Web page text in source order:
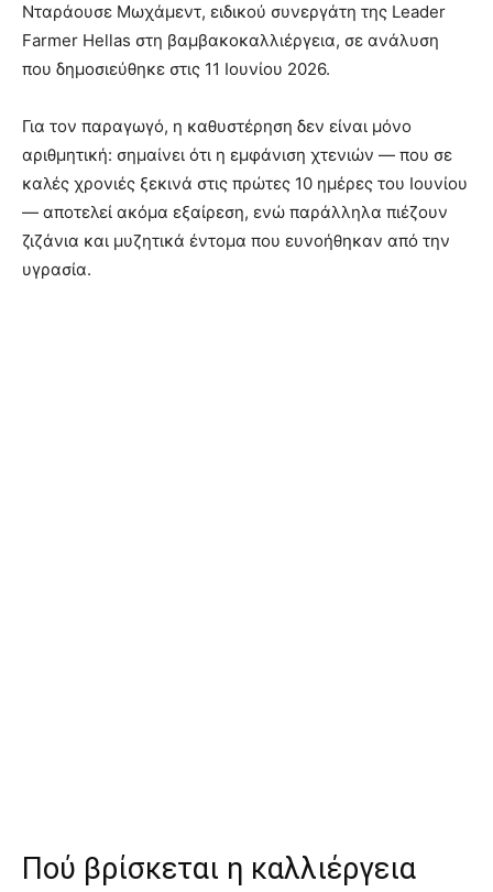
Νταράουσε Μωχάμεντ, ειδικού συνεργάτη της Leader
Farmer Hellas στη βαμβακοκαλλιέργεια, σε ανάλυση
που δημοσιεύθηκε στις 11 Ιουνίου 2026.
Για τον παραγωγό, η καθυστέρηση δεν είναι μόνο
αριθμητική: σημαίνει ότι η εμφάνιση χτενιών — που σε
καλές χρονιές ξεκινά στις πρώτες 10 ημέρες του Ιουνίου
— αποτελεί ακόμα εξαίρεση, ενώ παράλληλα πιέζουν
ζιζάνια και μυζητικά έντομα που ευνοήθηκαν από την
υγρασία.
Πού βρίσκεται η καλλιέργεια